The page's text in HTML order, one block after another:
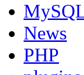
News
PHP